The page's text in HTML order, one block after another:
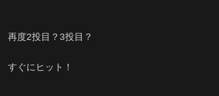
再度2投目？3投目？
すぐにヒット！